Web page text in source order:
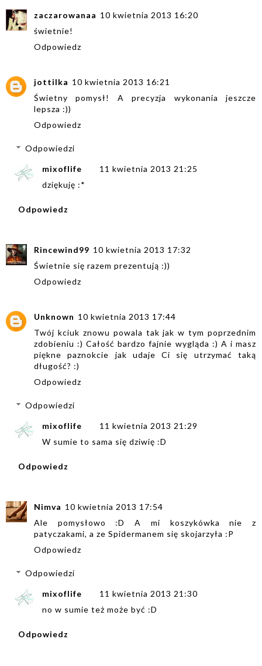
zaczarowanaa 10 kwietnia 2013 16:20
świetnie!
Odpowiedz
jottilka 10 kwietnia 2013 16:21
Świetny pomysł! A precyzja wykonania jeszcze
lepsza :))
Odpowiedz
Odpowiedzi
mixoflife
11 kwietnia 2013 21:25
dziękuję :*
Odpowiedz
Rincewind99 10 kwietnia 2013 17:32
Świetnie się razem prezentują :))
Odpowiedz
Unknown 10 kwietnia 2013 17:44
Twój kciuk znowu powala tak jak w tym poprzednim
zdobieniu :) Całość bardzo fajnie wygląda :) A i masz
piękne paznokcie jak udaje Ci się utrzymać taką
długość? :)
Odpowiedz
Odpowiedzi
mixoflife
11 kwietnia 2013 21:29
W sumie to sama się dziwię :D
Odpowiedz
Nimva 10 kwietnia 2013 17:54
Ale pomysłowo :D A mi koszykówka nie z
patyczakami, a ze Spidermanem się skojarzyła :P
Odpowiedz
Odpowiedzi
mixoflife
11 kwietnia 2013 21:30
no w sumie też może być :D
Odpowiedz